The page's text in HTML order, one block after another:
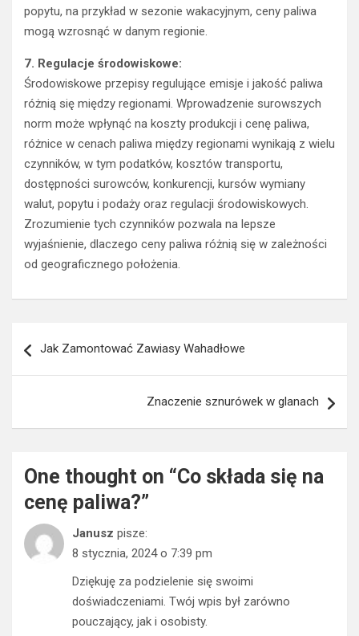
popytu, na przykład w sezonie wakacyjnym, ceny paliwa
mogą wzrosnąć w danym regionie.
7. Regulacje środowiskowe:
Środowiskowe przepisy regulujące emisje i jakość paliwa
różnią się między regionami. Wprowadzenie surowszych
norm może wpłynąć na koszty produkcji i cenę paliwa,
różnice w cenach paliwa między regionami wynikają z wielu
czynników, w tym podatków, kosztów transportu,
dostępności surowców, konkurencji, kursów wymiany
walut, popytu i podaży oraz regulacji środowiskowych.
Zrozumienie tych czynników pozwala na lepsze
wyjaśnienie, dlaczego ceny paliwa różnią się w zależności
od geograficznego położenia.
wpisu
Jak Zamontować Zawiasy Wahadłowe
Znaczenie sznurówek w glanach
One thought on “Co składa się na
cenę paliwa?”
Janusz pisze:
8 stycznia, 2024 o 7:39 pm
Dziękuję za podzielenie się swoimi
doświadczeniami. Twój wpis był zarówno
pouczający, jak i osobisty.